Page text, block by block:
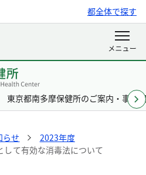
都全体で探す
東京都南多摩保健所のご案内・事業
らせ
2023年度
て有効な消毒法について